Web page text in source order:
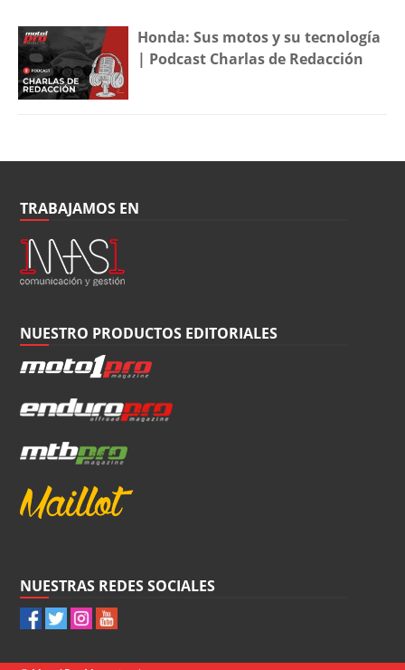
Honda: Sus motos y su tecnología
| Podcast Charlas de Redacción
TRABAJAMOS EN
NUESTRO PRODUCTOS EDITORIALES
NUESTRAS REDES SOCIALES